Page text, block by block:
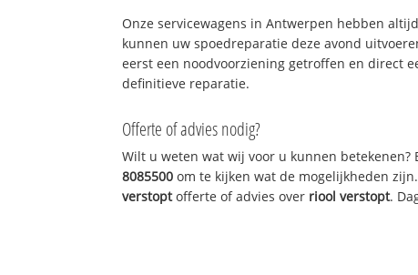
Onze servicewagens in Antwerpen hebben
kunnen uw spoedreparatie deze avond
eerst een noodvoorziening getroffen en direct
definitieve reparatie.
Offerte of advies nodig?
Wilt u weten wat wij voor u kunnen
8085500 om te kijken wat de mogelijkheden
verstoptofferte of advies over riool verstopt.